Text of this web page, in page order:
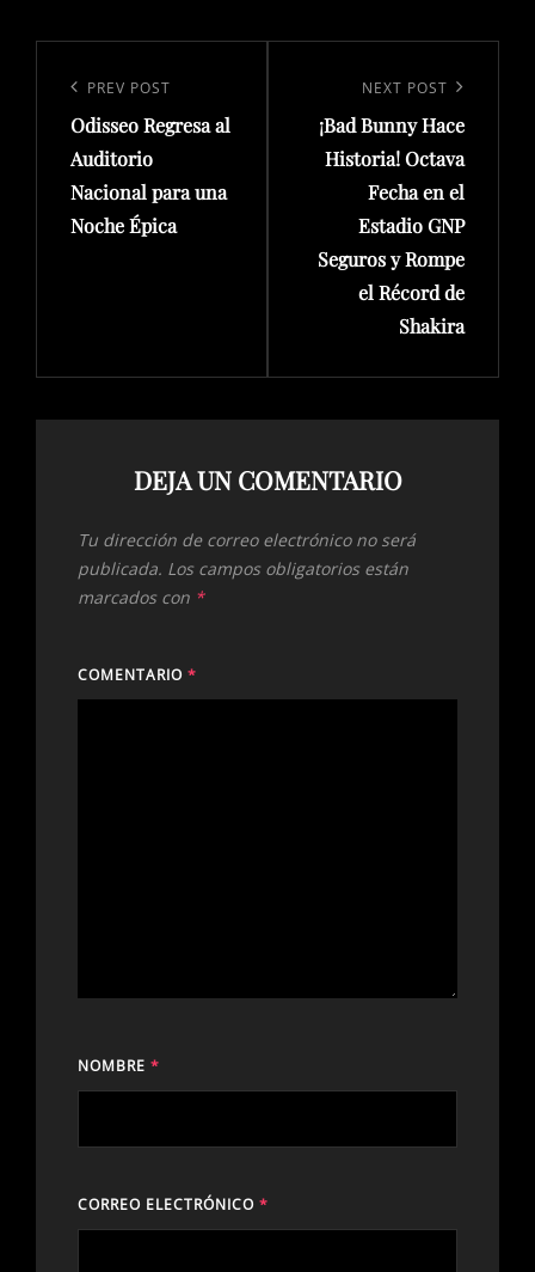
entradas
Previous
Post
PREV POST
Odisseo Regresa al
Auditorio
Nacional para una
Noche Épica
Post
NEXT POST
¡Bad Bunny Hace
Historia! Octava
Fecha en el
Estadio GNP
Seguros y Rompe
el Récord de
Shakira
DEJA UN COMENTARIO
Tu dirección de correo electrónico no será
publicada. Los campos obligatorios están
marcados con *
COMENTARIO *
NOMBRE *
CORREO ELECTRÓNICO *